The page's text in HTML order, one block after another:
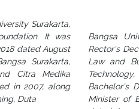
Surakarta,
It was
dated August
Surakarta,
Citra Medika
in 2007, along
Duta
Bangsa
Rector's
Law and
Bachelor's
Minister of